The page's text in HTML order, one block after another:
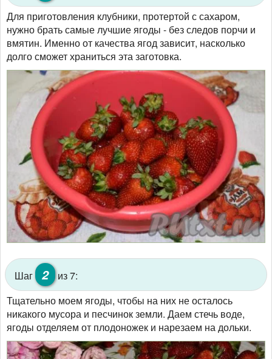
Для приготовления клубники, протертой с сахаром,
нужно брать самые лучшие ягоды - без следов порчи и
вмятин. Именно от качества ягод зависит, насколько
долго сможет храниться эта заготовка.
Шаг 2
из 7:
Тщательно моем ягоды, чтобы на них не осталось
никакого мусора и песчинок земли. Даем стечь воде,
ягоды отделяем от плодоножек и нарезаем на дольки.